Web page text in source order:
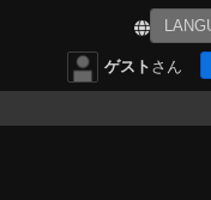
ゲスト さん